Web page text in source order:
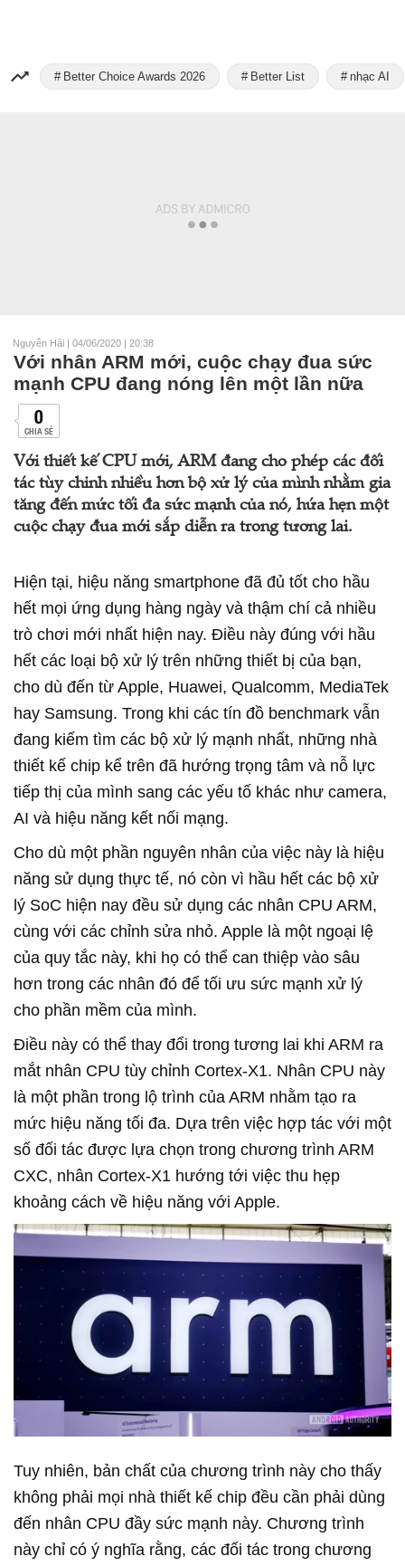
Better Choice Awards 2026 Better List nhạc AI
Nguyễn Hải | 04/06/2020 | 20:38
Với nhân ARM mới, cuộc chạy đua sức
mạnh CPU đang nóng lên một lần nữa
0
CHIA SẺ
Với thiết kế CPU mới, ARM đang cho phép các đối
tác tùy chỉnh nhiều hơn bộ xử lý của mình nhằm gia
tăng đến mức tối đa sức mạnh của nó, hứa hẹn một
cuộc chạy đua mới sắp diễn ra trong tương lai.
Hiện tại, hiệu năng smartphone đã đủ tốt cho hầu
hết mọi ứng dụng hàng ngày và thậm chí cả nhiều
trò chơi mới nhất hiện nay. Điều này đúng với hầu
hết các loại bộ xử lý trên những thiết bị của bạn,
cho dù đến từ Apple, Huawei, Qualcomm, MediaTek
hay Samsung. Trong khi các tín đồ benchmark vẫn
đang kiếm tìm các bộ xử lý mạnh nhất, những nhà
thiết kế chip kể trên đã hướng trọng tâm và nỗ lực
tiếp thị của mình sang các yếu tố khác như camera,
AI và hiệu năng kết nối mạng.
Cho dù một phần nguyên nhân của việc này là hiệu
năng sử dụng thực tế, nó còn vì hầu hết các bộ xử
lý SoC hiện nay đều sử dụng các nhân CPU ARM,
cùng với các chỉnh sửa nhỏ. Apple là một ngoại lệ
của quy tắc này, khi họ có thể can thiệp vào sâu
hơn trong các nhân đó để tối ưu sức mạnh xử lý
cho phần mềm của mình.
Điều này có thể thay đổi trong tương lai khi ARM ra
mắt nhân CPU tùy chỉnh Cortex-X1. Nhân CPU này
là một phần trong lộ trình của ARM nhằm tạo ra
mức hiệu năng tối đa. Dựa trên việc hợp tác với một
số đối tác được lựa chọn trong chương trình ARM
CXC, nhân Cortex-X1 hướng tới việc thu hẹp
khoảng cách về hiệu năng với Apple.
Tuy nhiên, bản chất của chương trình này cho thấy
không phải mọi nhà thiết kế chip đều cần phải dùng
đến nhân CPU đầy sức mạnh này. Chương trình
này chỉ có ý nghĩa rằng, các đối tác trong chương